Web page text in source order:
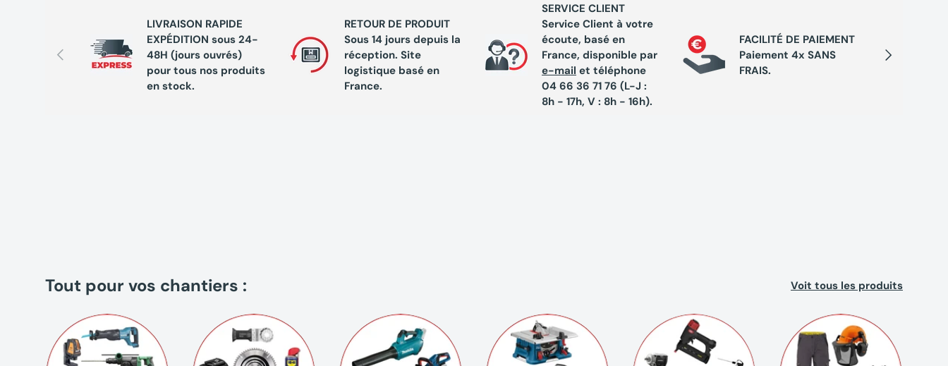
Précédent Suivant
LIVRAISON RAPIDE
EXPÉDITION sous 24-
48H (jours ouvrés)
pour tous nos produits
en stock.
RETOUR DE PRODUIT
Sous 14 jours depuis la
réception. Site
logistique basé en
France.
SERVICE CLIENT
Service Client à votre
écoute, basé en
France, disponible par
e-mail et téléphone
04 66 36 71 76 (L-J :
8h - 17h, V : 8h - 16h).
FACILITÉ DE PAIEMENT
Paiement 4x SANS
FRAIS.
Tout pour vos chantiers : Voit tous les produits